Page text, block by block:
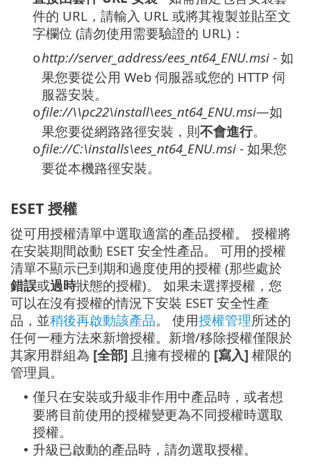
件的 URL，請輸入 URL 或將其複製並貼至文
字欄位 (請勿使用需要驗證的 URL)：
ohttp://server_address/ees_nt64_ENU.msi - 如
果您要從公用 Web 伺服器或您的 HTTP 伺
服器安裝。
ofile://\\pc22\install\ees_nt64_ENU.msi—如
果您要從網路路徑安裝，則不會進行。
ofile://C:\installs\ees_nt64_ENU.msi - 如果您
要從本機路徑安裝。
ESET 授權
從可用授權清單中選取適當的產品授權。 授權將
在安裝期間啟動 ESET 安全性產品。 可用的授權
清單不顯示已到期和過度使用的授權 (那些處於
錯誤或過時狀態的授權)。 如果未選擇授權，您
可以在沒有授權的情況下安裝 ESET 安全性產
品，並稍後再啟動該產品。 使用授權管理所述的
任何一種方法來新增授權。新增/移除授權僅限於
其家用群組為 [全部] 且擁有授權的 [寫入] 權限的
管理員。
• 僅只在安裝或升級非作用中產品時，或者想
要將目前使用的授權變更為不同授權時選取
授權。
• 升級已啟動的產品時，請勿選取授權。